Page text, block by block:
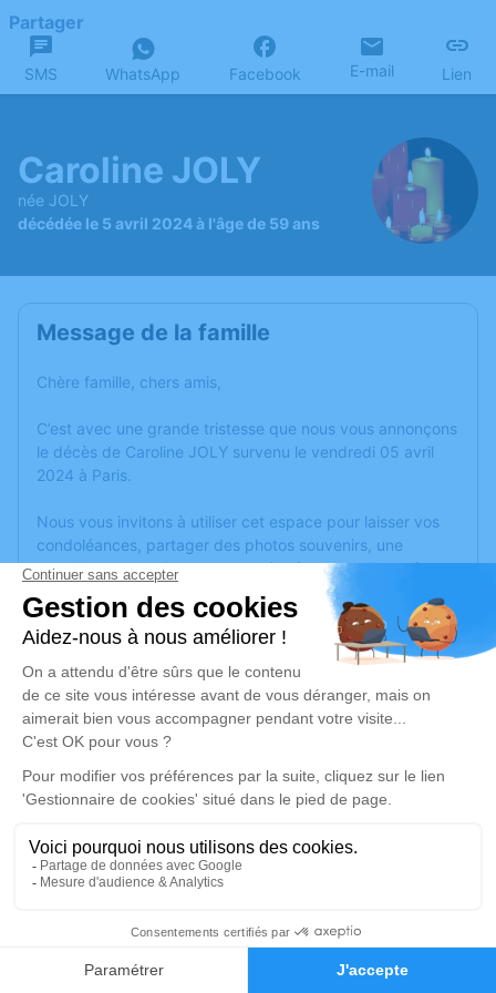
Faire-part Hommages
Partager
SMS WhatsApp Facebook E-mail Lien
Caroline JOLY
née JOLY
décédée le 5 avril 2024 à l'âge de 59 ans
Message de la famille
Chère famille, chers amis,
C’est avec une grande tristesse que nous vous annonçons
le décès de Caroline JOLY survenu le vendredi 05 avril
2024 à Paris.
Nous vous invitons à utiliser cet espace pour laisser vos
condoléances, partager des photos souvenirs, une
anecdote ou exprimer vos pensées à travers des poèmes
ou des textes. Cet endroit est un lieu d'expression dédié à
honorer la mémoire de Caroline JOLY.
Un service de plantation d’arbre hommage estdisponible
mercredi 10 avril 2024 à 09h45
Église Sainte Thérèse de l'Enfant Jésus de
Les Issambres
83380 Les Issambres